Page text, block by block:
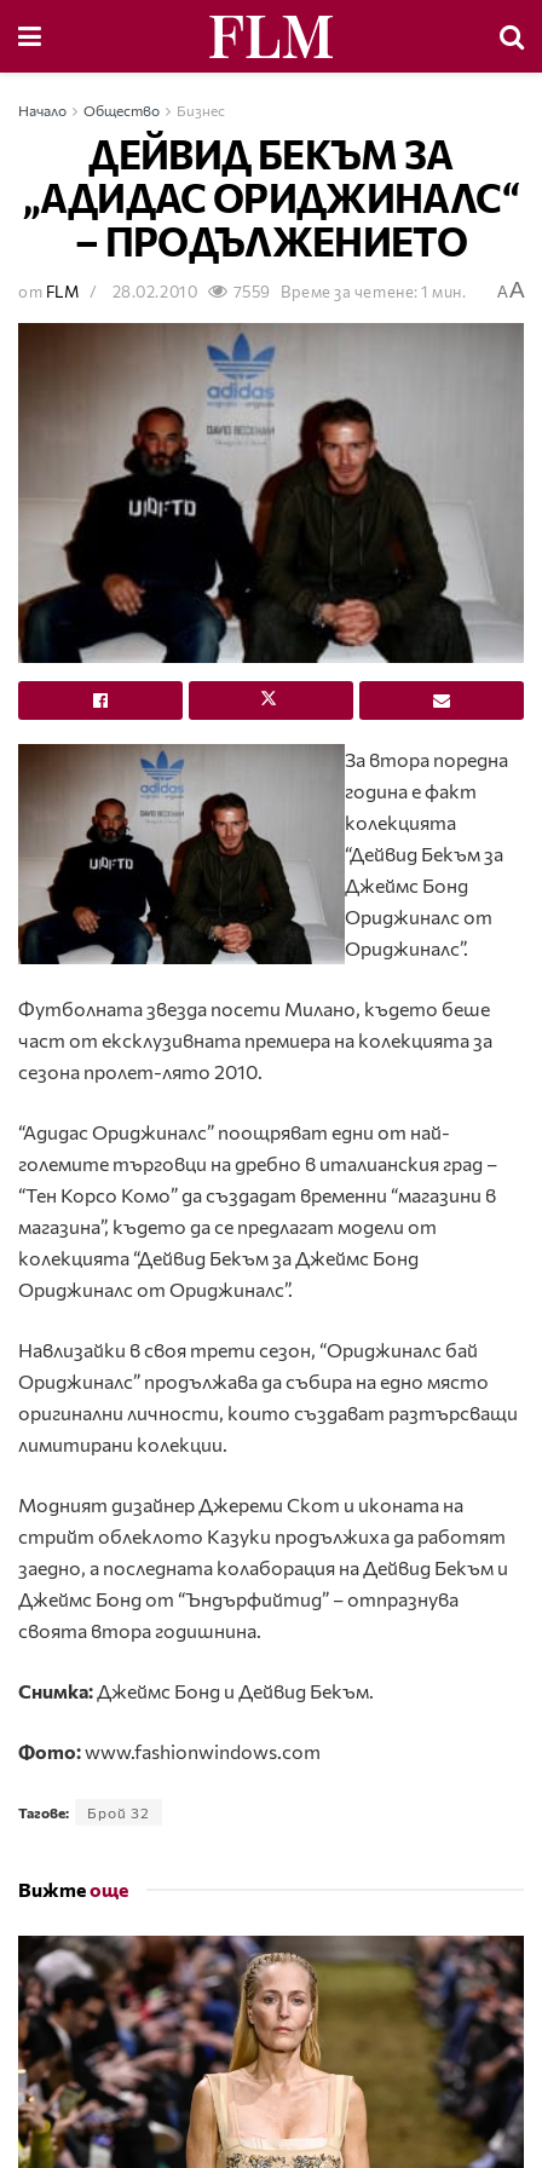
Начало Общество Бизнес
ДЕЙВИД БЕКЪМ ЗА
„АДИДАС ОРИДЖИНАЛС“
– ПРОДЪЛЖЕНИЕТО
от FLM 28.02.2010 7559 Време за четене: 1 мин. AA
За втора поредна
година е факт
колекцията
“Дейвид Бекъм за
Джеймс Бонд
Ориджиналс от
Ориджиналс”.
Футболната звезда посети Милано, където беше
част от ексклузивната премиера на колекцията за
сезона пролет-лято 2010.
“Адидас Ориджиналс” поощряват едни от най-
големите търговци на дребно в италианския град –
“Тен Корсо Комо” да създадат временни “магазини в
магазина”, където да се предлагат модели от
колекцията “Дейвид Бекъм за Джеймс Бонд
Ориджиналс от Ориджиналс”.
Навлизайки в своя трети сезон, “Ориджиналс бай
Ориджиналс” продължава да събира на едно място
оригинални личности, които създават разтърсващи
лимитирани колекции.
Модният дизайнер Джереми Скот и иконата на
стрийт облеклото Казуки продължиха да работят
заедно, а последната колаборация на Дейвид Бекъм и
Джеймс Бонд от “Ъндърфийтид” – отпразнува
своята втора годишнина.
Снимка:Джеймс Бонд и Дейвид Бекъм.
Фото:www.fashionwindows.com
Тагове: Брой 32
Вижтеоще